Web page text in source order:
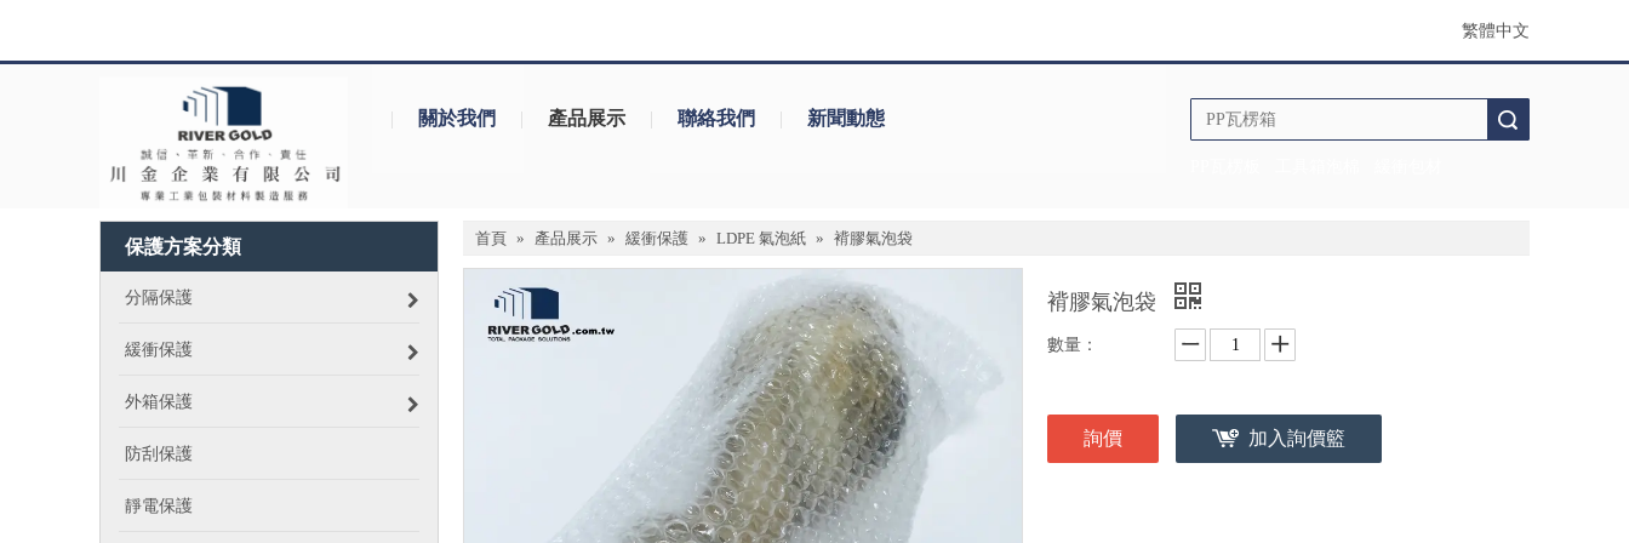
繁體中文
| 關於我們 | 產品展示 | 聯絡我們 | 新聞動態
保護方案分類
分隔保護
緩衝保護
外箱保護
防刮保護
靜電保護
首頁 » 產品展示 » 緩衝保護 » LDPE 氣泡紙 » 褙膠氣泡袋
褙膠氣泡袋
數量：
詢價 加入詢價籃